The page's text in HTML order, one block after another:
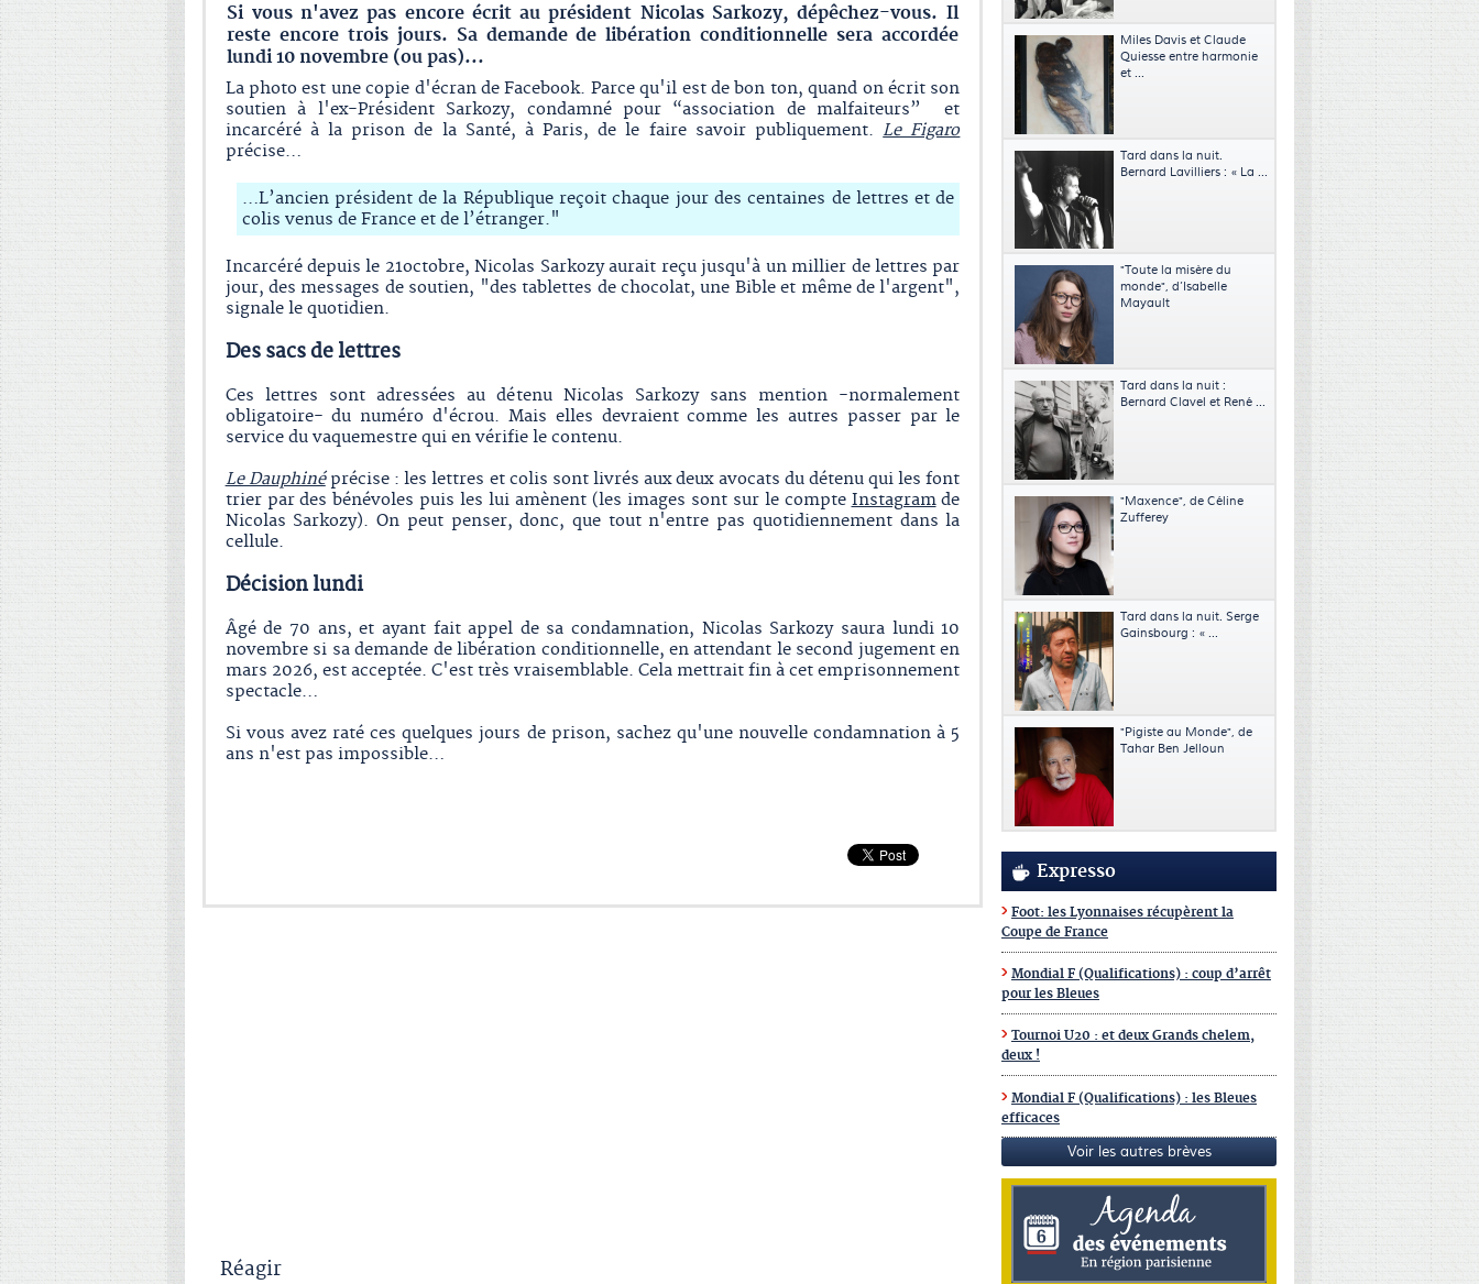
Si vous n'avez pas encore écrit au président Nicolas Sarkozy, dépêchez-vous. Il
reste encore trois jours. Sa demande de libération conditionnelle sera accordée
lundi 10 novembre (ou pas)...
La photo est une copie d'écran de Facebook. Parce qu'il est de bon ton, quand on écrit son
soutien à l'ex-Président Sarkozy, condamné pour “association de malfaiteurs” et
incarcéré à la prison de la Santé, à Paris, de le faire savoir publiquement.Le Figaro
précise…
…L’ancien président de la République reçoit chaque jour des centaines de lettres et de
colis venus de France et de l’étranger."
Incarcéré depuis le 21octobre, Nicolas Sarkozy aurait reçu jusqu'à un millier de lettres par
jour, des messages de soutien, "des tablettes de chocolat, une Bible et même de l'argent",
signale le quotidien.
Des sacs de lettres
Ces lettres sont adressées au détenu Nicolas Sarkozy sans mention -normalement
obligatoire- du numéro d'écrou. Mais elles devraient comme les autres passer par le
service du vaquemestre qui en vérifie le contenu.
Le Dauphinéprécise : les lettres et colis sont livrés aux deux avocats du détenu qui les font
trier par des bénévoles puis les lui amènent (les images sont sur le compte Instagramde
Nicolas Sarkozy). On peut penser, donc, que tout n'entre pas quotidiennement dans la
cellule.
Décision lundi
Âgé de 70 ans, et ayant fait appel de sa condamnation, Nicolas Sarkozy saura lundi 10
novembre si sa demande de libération conditionnelle, en attendant le second jugement en
mars 2026, est acceptée. C'est très vraisemblable. Cela mettrait fin à cet emprisonnement
spectacle…
Si vous avez raté ces quelques jours de prison, sachez qu'une nouvelle condamnation à 5
ans n'est pas impossible…
Réagir
Miles Davis et Claude
Quiesse entre harmonie
et ...
Tard dans la nuit.
Bernard Lavilliers : « La ...
"Toute la misère du
monde", d’Isabelle
Mayault
Tard dans la nuit :
Bernard Clavel et René ...
"Maxence", de Céline
Zufferey
Tard dans la nuit. Serge
Gainsbourg : « ...
"Pigiste au Monde", de
Tahar Ben Jelloun
Expresso
Foot: les Lyonnaises récupèrent la
Coupe de France
Mondial F (Qualifications) : coup d’arrêt
pour les Bleues
Tournoi U20 : et deux Grands chelem,
deux !
Mondial F (Qualifications) : les Bleues
efficaces
Voir les autres brèves